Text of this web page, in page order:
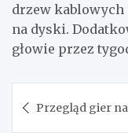
drzew
na dyski.
głowie przez
wpisu
Przegląd gier na